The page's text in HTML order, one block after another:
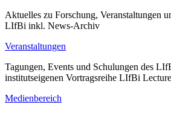
Aktuelles zu Forschung, Veranstaltungen
LIfBi inkl. News-Archiv
Veranstaltungen
Tagungen, Events und Schulungen des
institutseigenen Vortragsreihe LIfBi
Medienbereich